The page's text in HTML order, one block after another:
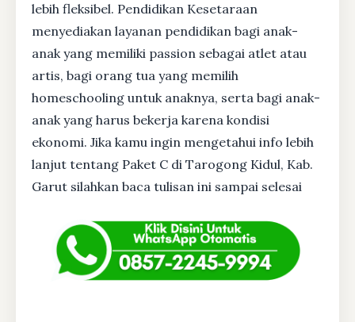
lebih fleksibel. Pendidikan Kesetaraan
menyediakan layanan pendidikan bagi anak-
anak yang memiliki passion sebagai atlet atau
artis, bagi orang tua yang memilih
homeschooling untuk anaknya, serta bagi anak-
anak yang harus bekerja karena kondisi
ekonomi. Jika kamu ingin mengetahui info lebih
lanjut tentang Paket C di Tarogong Kidul, Kab.
Garut silahkan baca tulisan ini sampai selesai